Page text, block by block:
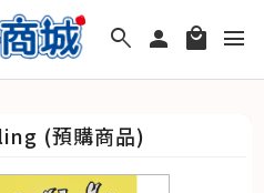
search person local_mall menu
(預購商品)